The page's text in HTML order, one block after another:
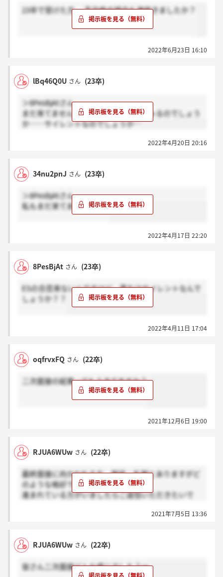
23卒で受けた方 、不合格の場合も連絡きましたか？
2022年6月23日 16:10
lBq46Q0U さん (23卒)
＞8PesBjAtさん
まだ来てません、もう来た方いらっしゃるのでしょう
か……サイレントなのでしょうか…
2022年4月20日 20:16
34nu2pnJ さん (23卒)
＞8PesBjAtさん
私もまだ来てません、、、
2022年4月17日 22:20
8PesBjAt さん (23卒)
ESの合否来ないんですけど、落ちはサイレントなんで
しょうか？？
2022年4月11日 17:04
oqfrvxFQ さん (22卒)
二次面接の結果ってもうきてますか？
2021年12月6日 19:00
RJUA6WUw さん (22卒)
最終面接に向かわれる方、服装：私服とありますがど
のような格好で向かわれますか？
進まれている方がいましたらご返信いただきたいで
2021年7月5日 13:36
RJUA6WUw さん (22卒)
皆さん二次面接どんな感じでした？ｗ